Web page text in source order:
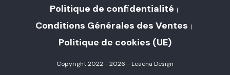
Politique de confidentialité
Conditions Générales des Ventes
Politique de cookies (UE)
Copyright 2022 - 2026 - Leaena Design